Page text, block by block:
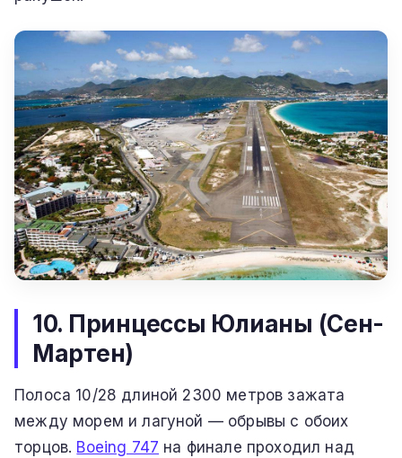
10. Принцессы Юлианы (Сен-
Мартен)
Полоса 10/28 длиной 2300 метров зажата
между морем и лагуной — обрывы с обоих
торцов. Boeing 747 на финале проходил над